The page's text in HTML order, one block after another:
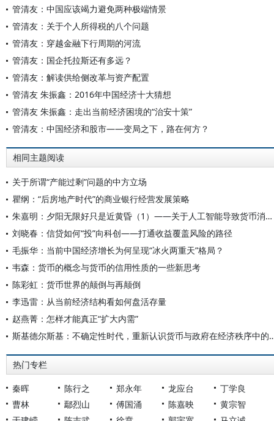
管清友：中国应该竭力避免两种极端情景
管清友：关于个人所得税的八个问题
管清友：穿越金融下行周期的河流
管清友：国企托拉斯还有多远？
管清友：解读供给侧改革与资产配置
管清友 朱振鑫：2016年中国经济十大猜想
管清友 朱振鑫：走出当前经济困境的“治安十策”
管清友：中国经济和股市——变局之下，路在何方？
相同主题阅读
关于所谓“产能过剩”问题的中方立场
瞿纲：“后房地产时代”的商业银行经营发展策略
朱嘉明：夕阳无限好只是近黄昏（1）——关于人工智能导致货币消亡进程的几个问题
刘晓春：信贷如何“投”向科创——打通收益覆盖风险的路径
毛振华：当前中国经济增长为何呈现“冰火两重天”格局？
韦森：货币的概念与货币的信用性质的一些新思考
陈彩虹：货币世界的颠倒与再颠倒
李迅雷：从当前经济结构看如何盘活存量
赵燕菁：怎样才能真正“扩大内需”
斯基德尔斯基：不确定性时代
热门专栏
秦晖 陈行之 郑永年 龙应台
丁学良
曹林
鄢烈山 傅国涌 陈嘉映
黄宗智